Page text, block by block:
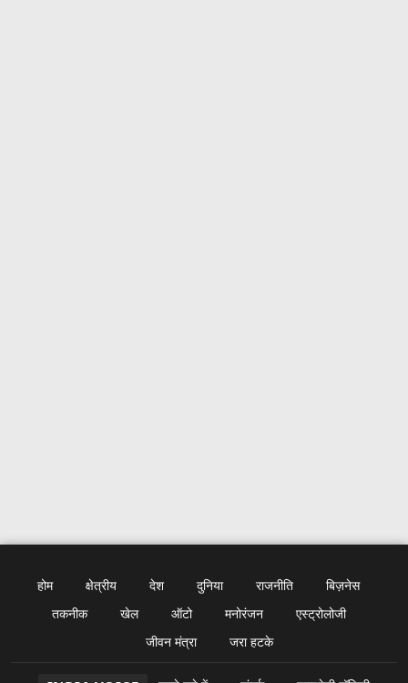
होम क्षेत्रीय देश दुनिया राजनीति
बिज़नेस
तकनीक
खेल ऑटो मनोरंजन
एस्ट्रोलोजी
जीवन मंत्रा
जरा हटके